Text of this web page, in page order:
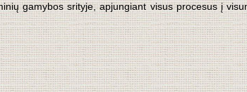
gamybos srityje, apjungiant visus procesus į